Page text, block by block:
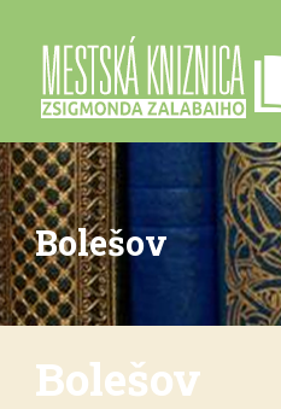
Bolešov
Bolešov